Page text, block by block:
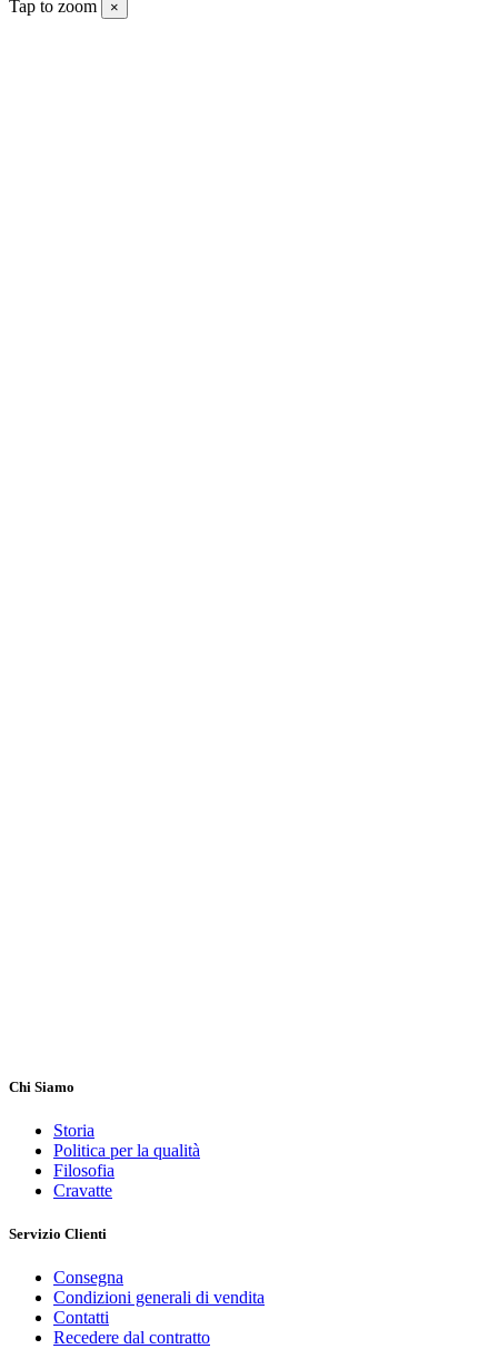
Tap to zoom
×
Chi Siamo
Storia
Politica per la qualità
Filosofia
Cravatte
Servizio Clienti
Consegna
Condizioni generali di vendita
Contatti
Recedere dal contratto